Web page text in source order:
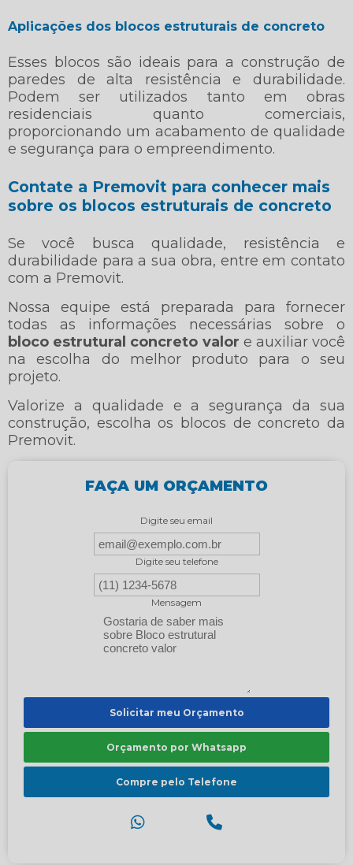
Aplicações dos blocos estruturais de concreto
Esses blocos são ideais para a construção de
paredes de alta resistência e durabilidade.
Podem ser utilizados tanto em obras
residenciais quanto comerciais,
proporcionando um acabamento de qualidade
e segurança para o empreendimento.
Contate a Premovit para conhecer mais
sobre os blocos estruturais de concreto
Se você busca qualidade, resistência e
durabilidade para a sua obra, entre em contato
com a Premovit.
Nossa equipe está preparada para fornecer
todas as informações necessárias sobre o
bloco estrutural concreto valor e auxiliar você
na escolha do melhor produto para o seu
projeto.
Valorize a qualidade e a segurança da sua
construção, escolha os blocos de concreto da
Premovit.
FAÇA UM ORÇAMENTO
Digite seu email
Digite seu telefone
Mensagem
Solicitar meu Orçamento
Orçamento por Whatsapp
Compre pelo Telefone